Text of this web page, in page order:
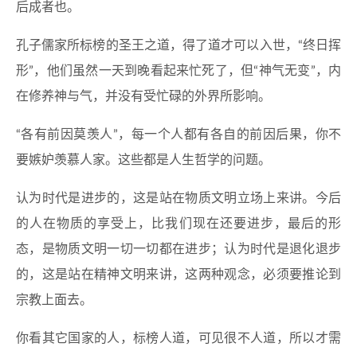
后成者也。
孔子儒家所标榜的圣王之道，得了道才可以入世，“终日挥
形”，他们虽然一天到晚看起来忙死了，但“神气无变”，内
在修养神与气，并没有受忙碌的外界所影响。
“各有前因莫羡人”，每一个人都有各自的前因后果，你不
要嫉妒羡慕人家。这些都是人生哲学的问题。
认为时代是进步的，这是站在物质文明立场上来讲。今后
的人在物质的享受上，比我们现在还要进步，最后的形
态，是物质文明一切一切都在进步；认为时代是退化退步
的，这是站在精神文明来讲，这两种观念，必须要推论到
宗教上面去。
你看其它国家的人，标榜人道，可见很不人道，所以才需